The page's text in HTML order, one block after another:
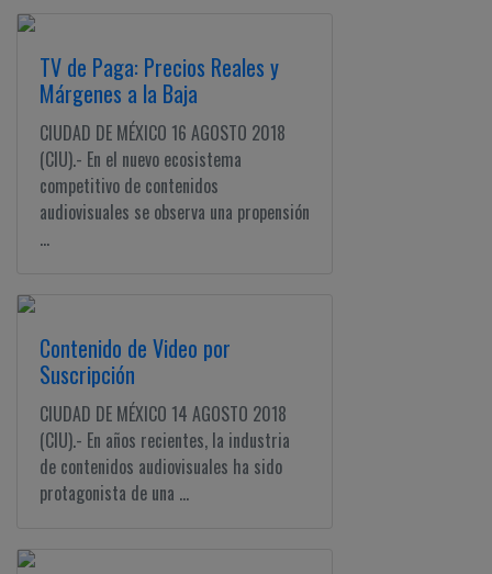
TV de Paga: Precios Reales y
Márgenes a la Baja
CIUDAD DE MÉXICO 16 AGOSTO 2018
(CIU).- En el nuevo ecosistema
competitivo de contenidos
audiovisuales se observa una propensión
...
Contenido de Video por
Suscripción
CIUDAD DE MÉXICO 14 AGOSTO 2018
(CIU).- En años recientes, la industria
de contenidos audiovisuales ha sido
protagonista de una ...